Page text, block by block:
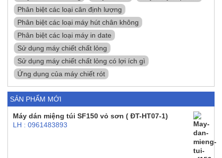
Phân biệt các loại cân định lượng
Phân biệt các loại máy hút chân không
Phân biệt các loại máy in date
Sử dụng máy chiết chất lỏng
Sử dụng máy chiết chất lỏng có lợi ích gì
Ứng dụng của máy chiết rót
SẢN PHẨM MỚI
Máy dán miệng túi SF150 vỏ sơn ( ĐT-HT07-1)
LH : 0961483893